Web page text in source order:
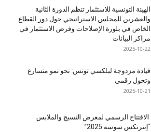
الهيئة التونسية للاستثمار تنظم الدورة الثانية
والعشرين للمجلس الاستراتيجي حول دور القطاع
الخاص في بلورة الإصلاحات وفرص الاستثمار في
مراكز البيانات
2025-10-22
قيادة مزدوجة لبلكسي تونس: نحو نمو متسارع
وتحول رقمي
2025-10-21
الافتتاح الرسمي لمعرض النسيج والملابس
“إنترتكس سوسة 2025”